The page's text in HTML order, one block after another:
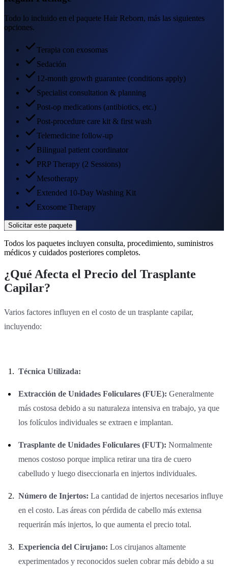
Todo lo incluido en el paquete Hair Reborn, más las siguientes
opciones.
Terapia con exosomas
Sedación
12-month growth guarantee (conditions apply)
Specialist consultation & planning
Post-op medications (antibiotics, etc.)
Post-procedure care kit & first wash
Telemedicine follow-up
Bilingual patient coordinator
PRP Therapy (2 Sessions)
Mesotherapy
Extended 10-Day Washing Kit
Exosome Therapy
Solicitar este paquete
Todos los paquetes incluyen consulta, procedimiento, suministros
médicos y cuidados posteriores completos.
¿Qué Afecta el Precio del Trasplante
Capilar?
Varios factores influyen en el costo de un trasplante capilar,
incluyendo:
Técnica Utilizada:
Extracción de Unidades Foliculares (FUE): Generalmente
más costosa debido a su naturaleza intensiva en trabajo, ya que
los folículos individuales se extraen e implantan.
Trasplante de Unidades Foliculares (FUT): Normalmente
menos costoso porque implica retirar una tira de cuero
cabelludo y luego diseccionarla en injertos individuales.
Número de Injertos: La cantidad de injertos necesarios influye
en el costo. Las áreas con pérdida de cabello más extensa
requerirán más injertos, lo que aumenta el precio total.
Experiencia del Cirujano: Los cirujanos altamente
experimentados y reconocidos suelen cobrar más debido a su